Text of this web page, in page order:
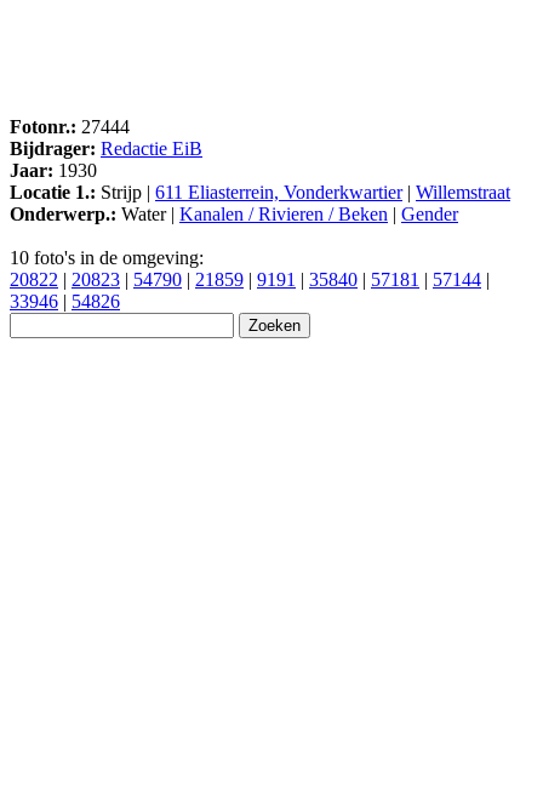
Fotonr.: 27444
Bijdrager: Redactie EiB
Jaar: 1930
Locatie 1.: Strijp | 611 Eliasterrein, Vonderkwartier| Willemstraat
Onderwerp.: Water | Kanalen / Rivieren / Beken | Gender
10 foto's in de omgeving:
20822 | 20823 | 54790 | 21859 | 9191 | 35840 | 57181 | 57144 |
33946 | 54826